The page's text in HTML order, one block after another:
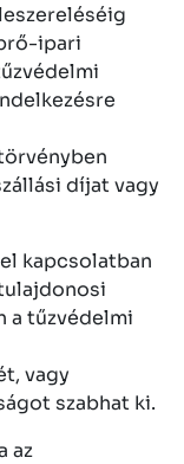
ipari
díjat vagy
kapcsolatban
a tűzvédelmi
vagy
szabhat ki.
az